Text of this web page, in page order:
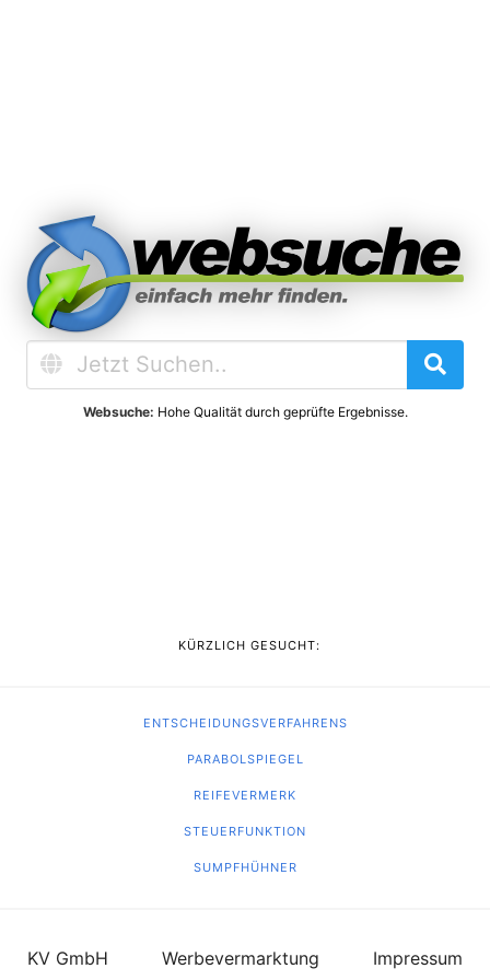
Websuche: Hohe Qualität durch geprüfte Ergebnisse.
KÜRZLICH GESUCHT:
ENTSCHEIDUNGSVERFAHRENS
PARABOLSPIEGEL
REIFEVERMERK
STEUERFUNKTION
SUMPFHÜHNER
KV GmbH Werbevermarktung Impressum